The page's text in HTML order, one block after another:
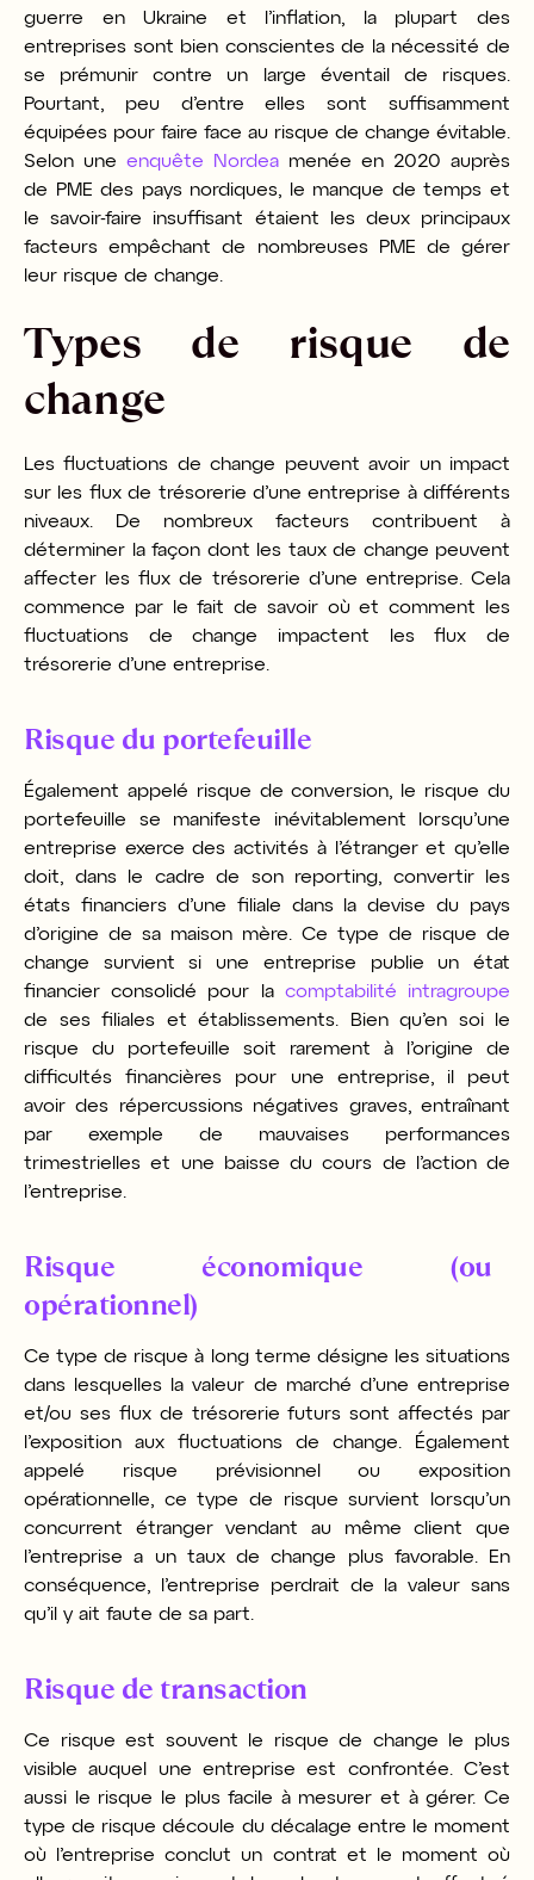
guerre en Ukraine et l’inflation, la plupart des
entreprises sont bien conscientes de la nécessité de
se prémunir contre un large éventail de risques.
Pourtant, peu d’entre elles sont suffisamment
équipées pour faire face au risque de change évitable.
Selon une enquête Nordea menée en 2020 auprès
de PME des pays nordiques, le manque de temps et
le savoir-faire insuffisant étaient les deux principaux
facteurs empêchant de nombreuses PME de gérer
leur risque de change.
Types de risque de
change
Les fluctuations de change peuvent avoir un impact
sur les flux de trésorerie d’une entreprise à différents
niveaux. De nombreux facteurs contribuent à
déterminer la façon dont les taux de change peuvent
affecter les flux de trésorerie d’une entreprise. Cela
commence par le fait de savoir où et comment les
fluctuations de change impactent les flux de
trésorerie d’une entreprise.
Risque du portefeuille
Également appelé risque de conversion, le risque du
portefeuille se manifeste inévitablement lorsqu’une
entreprise exerce des activités à l’étranger et qu’elle
doit, dans le cadre de son reporting, convertir les
états financiers d’une filiale dans la devise du pays
d’origine de sa maison mère. Ce type de risque de
change survient si une entreprise publie un état
financier consolidé pour la comptabilité intragroupe
de ses filiales et établissements. Bien qu’en soi le
risque du portefeuille soit rarement à l’origine de
difficultés financières pour une entreprise, il peut
avoir des répercussions négatives graves, entraînant
par exemple de mauvaises performances
trimestrielles et une baisse du cours de l’action de
l’entreprise.
Risque économique (ou
opérationnel)
Ce type de risque à long terme désigne les situations
dans lesquelles la valeur de marché d’une entreprise
et/ou ses flux de trésorerie futurs sont affectés par
l’exposition aux fluctuations de change. Également
appelé risque prévisionnel ou exposition
opérationnelle, ce type de risque survient lorsqu’un
concurrent étranger vendant au même client que
l’entreprise a un taux de change plus favorable. En
conséquence, l’entreprise perdrait de la valeur sans
qu’il y ait faute de sa part.
Risque de transaction
Ce risque est souvent le risque de change le plus
visible auquel une entreprise est confrontée. C’est
aussi le risque le plus facile à mesurer et à gérer. Ce
type de risque découle du décalage entre le moment
où l’entreprise conclut un contrat et le moment où